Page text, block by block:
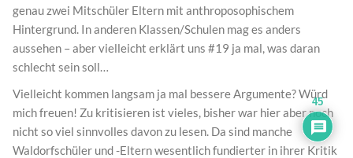
genau zwei Mitschüler Eltern mit anthroposophischem
Hintergrund. In anderen Klassen/Schulen mag es anders
aussehen – aber vielleicht erklärt uns #19 ja mal, was daran
schlecht sein soll…
Vielleicht kommen langsam ja mal bessere Argumente? Würd
mich freuen! Zu kritisieren ist vieles, bisher war hier aber noch
nicht so viel sinnvolles davon zu lesen. Da sind manche
Waldorfschüler und -Eltern wesentlich fundierter in ihrer Kritik
45